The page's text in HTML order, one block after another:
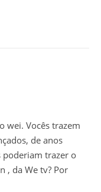
wei. Vocês trazem
de anos
poderiam trazer o
, da We tv? Por